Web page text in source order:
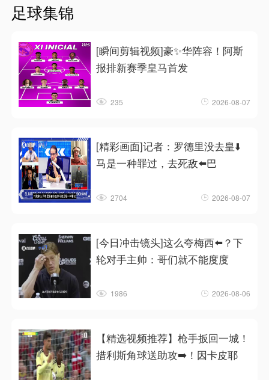
足球集锦
[瞬间剪辑视频]豪✨华阵容！阿斯
报排新赛季皇马首发
235 2026-08-07
[精彩画面]记者：罗德里没去皇⬇️
马是一种罪过，去死敌⬅️巴
2704 2026-08-07
[今日冲击镜头]这么夸梅西⬅️？下
轮对手主帅：哥们就不能度度
1986 2026-08-06
【精选视频推荐】枪手扳回一城！
措利斯角球送助攻➡️！因卡皮耶